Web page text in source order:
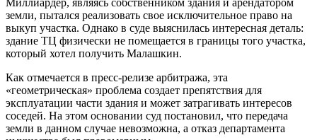
Миллиардер, являясь собственником здания и арендатором
земли, пытался реализовать свое исключительное право на
выкуп участка. Однако в суде выяснилась интересная деталь:
здание ТЦ физически не помещается в границы того участка,
который хотел получить Малашкин.
Как отмечается в пресс-релизе арбитража, эта
«геометрическая» проблема создает препятствия для
эксплуатации части здания и может затрагивать интересов
соседей. На этом основании суд постановил, что передача
земли в данном случае невозможна, а отказ департамента